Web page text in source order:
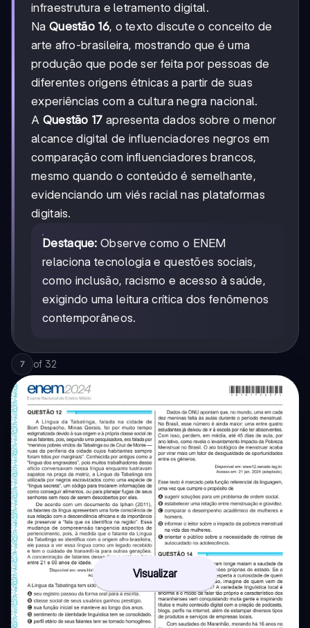
infraestrutura e letramento digital.
Na Questão 16, o texto discute o conceito de
arte afro-brasileira, mostrando que é uma
produção que pode ser feita por pessoas de
diferentes origens étnicas a partir de suas
experiências com a cultura negra nacional.
A Questão 17 apresenta dados sobre o menor
alcance digital de influenciadores negros em
comparação com influenciadores brancos,
mesmo quando o conteúdo é semelhante,
evidenciando um viés racial nas plataformas
digitais.
Destaque: Observe como o ENEM
relaciona tecnologia e questões sociais,
como inclusão, racismo e acesso à saúde,
exigindo uma leitura crítica dos fenômenos
contemporâneos.
7 of 32
Visualizar